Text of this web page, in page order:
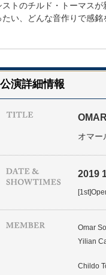
ストのチルド・トーマス
たい、どんな音作りで感銘
公演詳細情報
オマー
2019
Omar
Yilian
Childo